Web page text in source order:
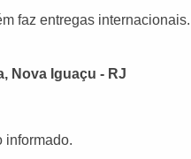
faz entregas
Nova Iguaçu - RJ
informado.